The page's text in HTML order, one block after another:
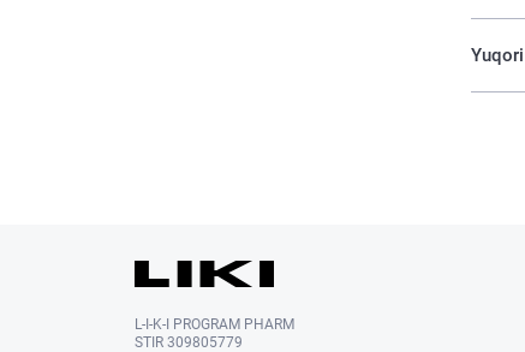
L-I-K-I PROGRAM PHARM
STIR 309805779